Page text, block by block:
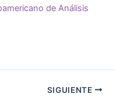
de Análisis
SIGUIENTE